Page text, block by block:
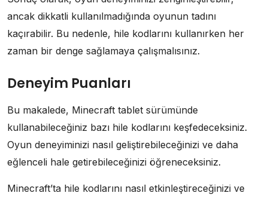
ancak dikkatli kullanılmadığında oyunun tadını
kaçırabilir. Bu nedenle, hile kodlarını kullanırken her
zaman bir denge sağlamaya çalışmalısınız.
Deneyim Puanları
Bu makalede, Minecraft tablet sürümünde
kullanabileceğiniz bazı hile kodlarını keşfedeceksiniz.
Oyun deneyiminizi nasıl geliştirebileceğinizi ve daha
eğlenceli hale getirebileceğinizi öğreneceksiniz.
Minecraft’ta hile kodlarını nasıl etkinleştireceğinizi ve